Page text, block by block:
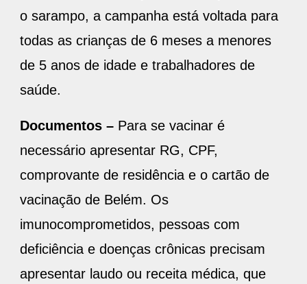
o sarampo, a campanha está voltada para
todas as crianças de 6 meses a menores
de 5 anos de idade e trabalhadores de
saúde.
Documentos – Para se vacinar é
necessário apresentar RG, CPF,
comprovante de residência e o cartão de
vacinação de Belém. Os
imunocomprometidos, pessoas com
deficiência e doenças crônicas precisam
apresentar laudo ou receita médica, que